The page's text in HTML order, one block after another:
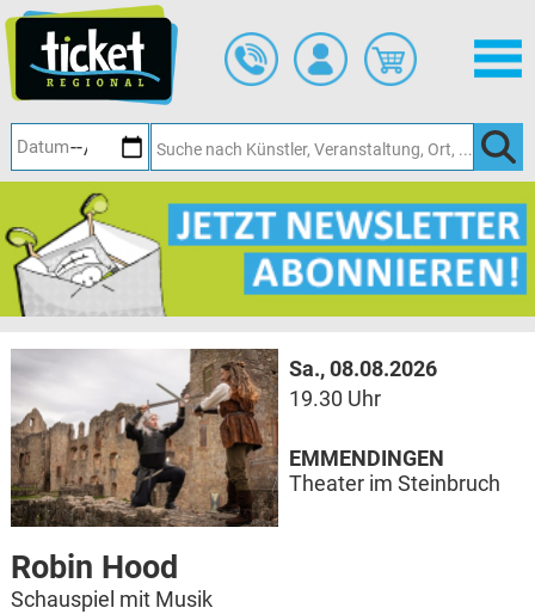
Hauptinhalt
springen
Sa., 08.08.2026
19.30 Uhr
Robin Hood
Schauspiel mit Musik
EMMENDINGEN
Theater im Steinbruch